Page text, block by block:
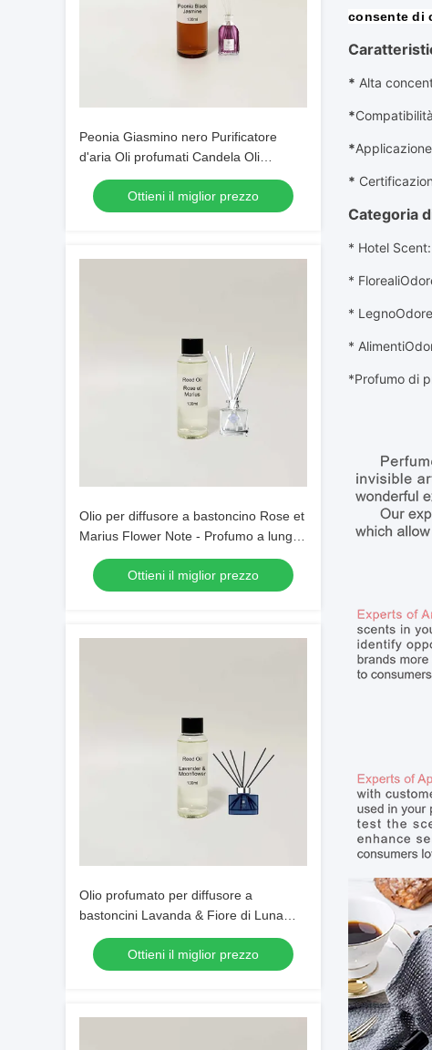
Peonia Giasmino nero Purificatore
d'aria Oli profumati Candela Oli
profumati
Ottieni il miglior prezzo
Olio per diffusore a bastoncino Rose et
Marius Flower Note - Profumo a lunga
durata
Ottieni il miglior prezzo
Olio profumato per diffusore a
bastoncini Lavanda & Fiore di Luna
100ml Ricarica Olio Pronto all'Uso
Ottieni il miglior prezzo
consente di
* Alta
*
*
*
Categoria
* Hotel
* Floreali
* LegnoOdore
* Alimenti
*Profumo di